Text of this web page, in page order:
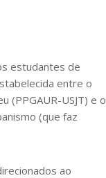
estudantes de
entre o
(PPGAUR-USJT) e o
(que faz
ao